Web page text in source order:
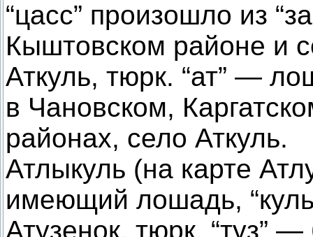
“цасс” произошло из
Кыштовском районе и
Аткуль, тюрк. “ат” —
в Чановском,
районах, село Аткуль.
Атлыкуль (на карте
имеющий лошадь,
Атузенок, тюрк. “туз”